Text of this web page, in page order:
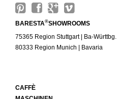
BARESTA®SHOWROOMS
75365 Region Stuttgart | Ba-Württbg.
80333 Region Munich | Bavaria
CAFFÈ